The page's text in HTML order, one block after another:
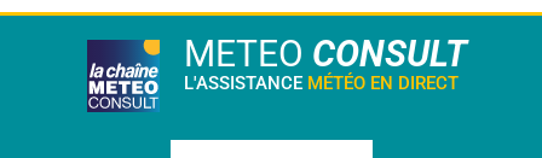
METEO CONSULT
L'ASSISTANCE MÉTÉO EN DIRECT